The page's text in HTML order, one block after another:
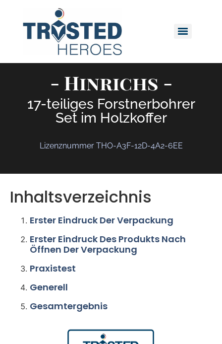
- Hinrichs -
17-teiliges Forstnerbohrer
Set im Holzkoffer
Lizenznummer THO-A3F-12D-4A2-6EE
Inhaltsverzeichnis
Erster Eindruck Der Verpackung
Erster Eindruck Des Produkts Nach
Öffnen Der Verpackung
Praxistest
Generell
Gesamtergebnis